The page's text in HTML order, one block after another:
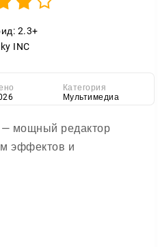
2.3+
INC
Категория
Мультимедиа
— мощный редактор
эффектов и